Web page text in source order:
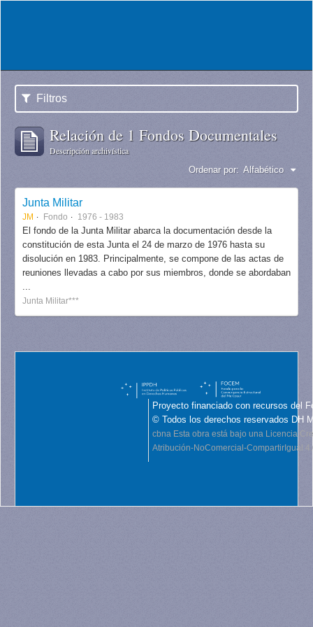
Filtros
Relación de 1 Fondos Documentales
Descripción archivística
Ordenar por: Alfabético
Junta Militar
JM Fondo 1976 - 1983
El fondo de la Junta Militar abarca la documentación desde la
constitución de esta Junta el 24 de marzo de 1976 hasta su
disolución en 1983. Principalmente, se compone de las actas de
reuniones llevadas a cabo por sus miembros, donde se abordaban
...
Junta Militar***
Proyecto financiado con recursos del
© Todos los derechos reservados DH
cbna Esta obra está bajo una Licencia
Atribución-NoComercial-CompartirIgual